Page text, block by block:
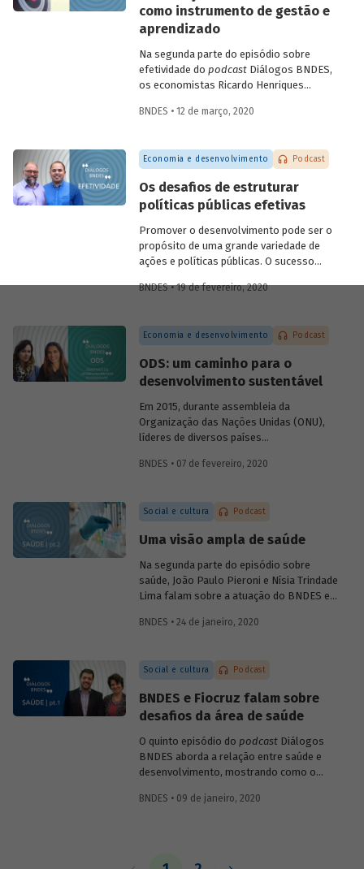
futuras.
como instrumento de gestão e
aprendizado
Na segunda parte do episódio sobre
efetividade do podcastDiálogos BNDES,
os economistas Ricardo Henriques
(BNDES) conversam sobre a importância
evidências, de desenvolver projetos-
piloto para depois dar escala às ações e
rever ou ajustar as iniciativas. Eles
discutem ainda quais são as tendências
do tema para os próximos anos.
BNDES • 12 de março, 2020
Economia e desenvolvimento Podcast
Os desafios de estruturar
políticas públicas efetivas
Promover o desenvolvimento pode ser o
propósito de uma grande variedade de
ações e políticas públicas. O sucesso
Alcançar o(s) objetivo(s) almejado(s)
monitorar e avaliar um conjunto de
foram alcançadas e, se necessário,
corrigir rumos.
BNDES • 19 de fevereiro, 2020
Economia e desenvolvimento Podcast
ODS: um caminho para o
desenvolvimento sustentável
Em 2015, durante assembleia da
Organização das Nações Unidas (ONU),
líderes de diversos países
comum em prol do desenvolvimento
Sustentável, os ODS. No sexto episódio
, Marta
Bandeira de Freitas (BNDES) e Tatiana
Araújo (CEBDS) falam sobre importância
dessa agenda para enfrentar os principais
desafios relacionados ao
BNDES • 07 de fevereiro, 2020
Social e cultura Podcast
Uma visão ampla de saúde
Na segunda parte do episódio sobre
saúde, João Paulo Pieroni e Nísia Trindade
Lima falam sobre a atuação do BNDES e
instituições contribuem para a
chamado complexo industrial e de
BNDES • 24 de janeiro, 2020
Social e cultura Podcast
BNDES e Fiocruz falam sobre
desafios da área de saúde
O quinto episódio do podcastDiálogos
BNDES aborda a relação entre saúde e
desenvolvimento, mostrando como o
a capacidade produtiva da população, mas
tecnologia.
BNDES • 09 de janeiro, 2020